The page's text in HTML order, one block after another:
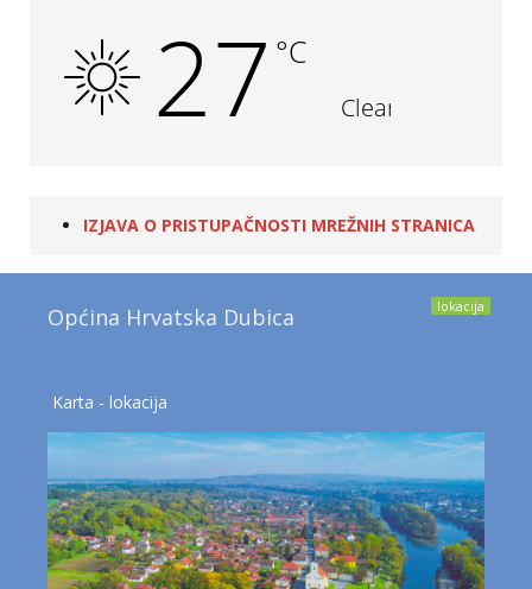
IZJAVA O PRISTUPAČNOSTI MREŽNIH STRANICA
lokacija
Općina Hrvatska Dubica
Karta - lokacija